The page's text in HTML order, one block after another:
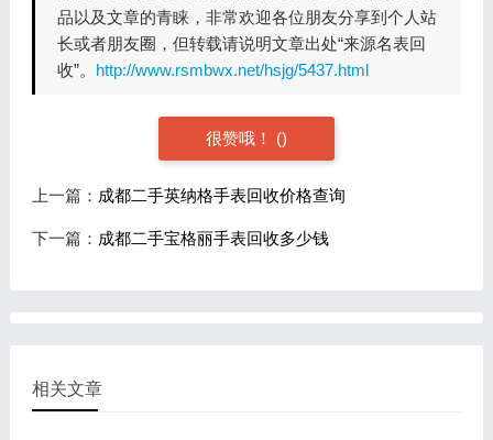
品以及文章的青睐，非常欢迎各位朋友分享到个人站
长或者朋友圈，但转载请说明文章出处“来源名表回
收”。 http://www.rsmbwx.net/hsjg/5437.html
很赞哦！ ()
上一篇： 成都二手英纳格手表回收价格查询
下一篇： 成都二手宝格丽手表回收多少钱
相关文章